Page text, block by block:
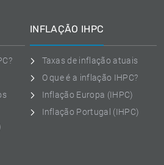
INFLAÇÃO IHPC
Taxas de inflação atuais
O que é a inflação IHPC?
Inflação Europa (IHPC)
Inflação Portugal (IHPC)